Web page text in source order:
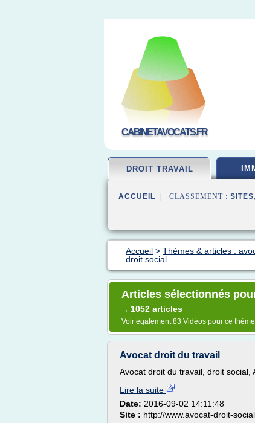
CABINETAVOCATS.FR
DROIT TRAVAIL
ACCUEIL | CLASSEMENT : SITES,
Accueil > Thèmes & articles :
droit social
Articles sélectionnés
→ 1052 articles
Voir également83 Vidéos pour ce thème
Avocat droit du travail
Avocat droit du travail, droit social,
Lire la suite
Date: 2016-09-02 14:11:48
Site : http://www.avocat-droit-